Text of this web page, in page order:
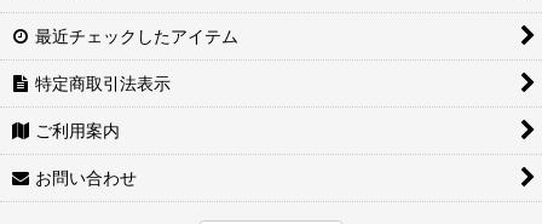
最近チェックしたアイテム
特定商取引法表示
ご利用案内
お問い合わせ